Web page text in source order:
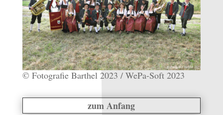
© Fotografie Barthel 2023 / WePa-Soft 2023
zum Anfang